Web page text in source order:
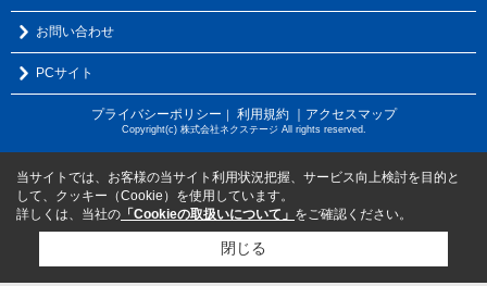
お問い合わせ
PCサイト
プライバシーポリシー ｜ 利用規約 ｜アクセスマップ
Copyright(c) 株式会社ネクステージ All rights reserved.
当サイトでは、お客様の当サイト利用状況把握、サービス向上検討を目的と
して、クッキー（Cookie）を使用しています。
詳しくは、当社の 「Cookieの取扱いについて」 をご確認ください。
閉じる